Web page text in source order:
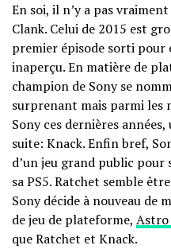
En soi, il n’y a pas
Clank. Celui de 2015 est
premier épisode sorti pour
inaperçu. En matière de
champion de Sony se
surprenant mais parmi les
Sony ces dernières
suite: Knack. Enfin bref,
d’un jeu grand public
sa PS5. Ratchet semble
Sony décide à nouveau de
de jeu de plateforme, Astro
que Ratchet et Knack.